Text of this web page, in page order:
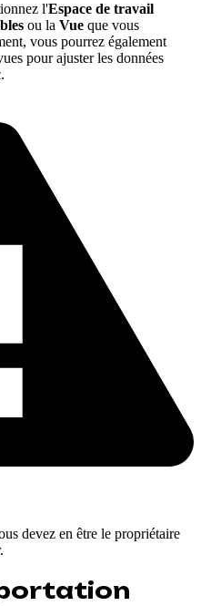
l'Espace de travail
ou la Vue que vous
vous pourrez également
pour ajuster les données
devez en être le propriétaire